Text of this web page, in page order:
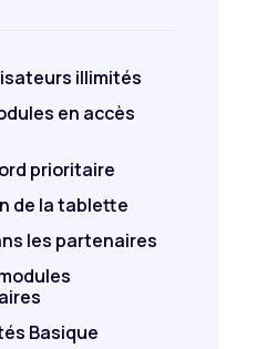
illimités
en accès
prioritaire
de la tablette
les partenaires
Basique